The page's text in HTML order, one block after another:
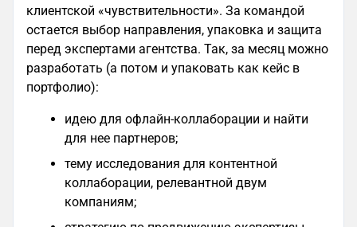
клиентской «чувствительности». За командой
остается выбор направления, упаковка и защита
перед экспертами агентства. Так, за месяц можно
разработать (а потом и упаковать как кейс в
портфолио):
идею для офлайн-коллаборации и найти
для нее партнеров;
тему исследования для контентной
коллаборации, релевантной двум
компаниям;